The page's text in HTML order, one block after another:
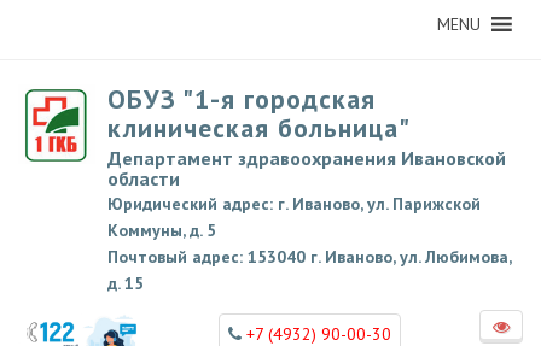
MENU
ОБУЗ "1-я городская
клиническая больница"
Департамент здравоохранения Ивановской
области
Юридический адрес: г. Иваново, ул. Парижской
Коммуны, д. 5
Почтовый адрес: 153040 г. Иваново, ул. Любимова,
д. 15
+7 (4932) 90-00-30